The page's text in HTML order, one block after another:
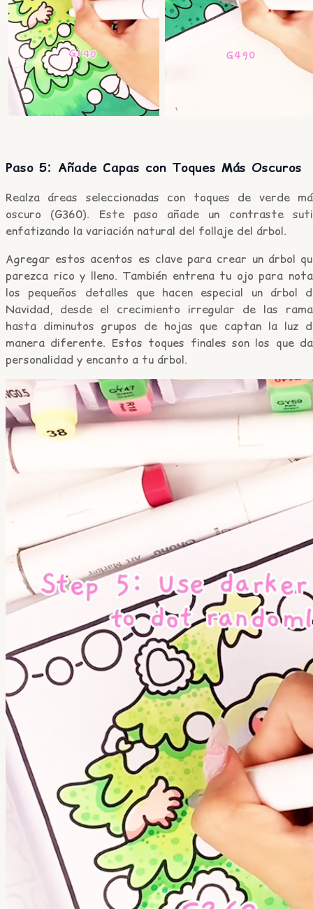
Paso 5: Añade Capas con Toques Más Oscuros
Realza áreas seleccionadas con toques de verde
oscuro (G360). Este paso añade un contraste
enfatizando la variación natural del follaje del árbol.
Agregar estos acentos es clave para crear un árbol
parezca rico y lleno. También entrena tu ojo para
los pequeños detalles que hacen especial un árbol
Navidad, desde el crecimiento irregular de las
hasta diminutos grupos de hojas que captan la luz
manera diferente. Estos toques finales son los que
personalidad y encanto a tu árbol.